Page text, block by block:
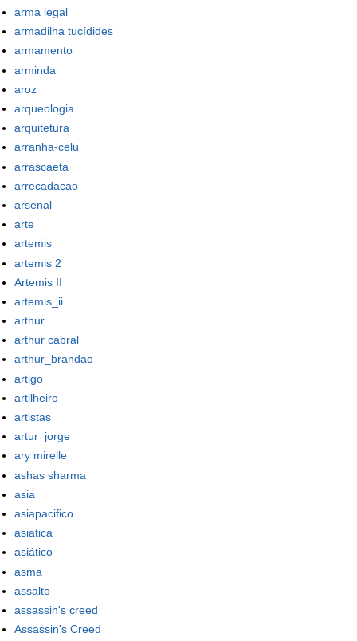
arma legal
armadilha tucídides
armamento
arminda
aroz
arqueologia
arquitetura
arranha-celu
arrascaeta
arrecadacao
arsenal
arte
artemis
artemis 2
Artemis II
artemis_ii
arthur
arthur cabral
arthur_brandao
artigo
artilheiro
artistas
artur_jorge
ary mirelle
ashas sharma
asia
asiapacifico
asiatica
asiático
asma
assalto
assassin's creed
Assassin's Creed